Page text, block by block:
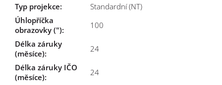
Typ projekce:
Standardní (NT)
Úhlopříčka
obrazovky ("):
100
Délka záruky
(měsíce):
24
Délka záruky IČO
(měsíce):
24